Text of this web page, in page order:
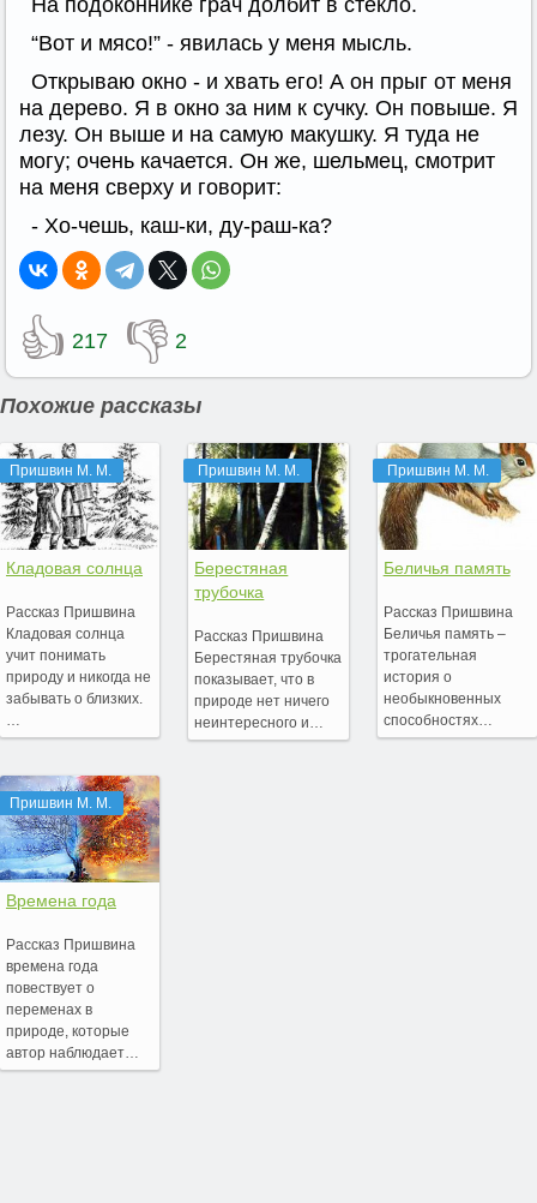
На подоконнике грач долбит в стекло.
“Вот и мясо!” - явилась у меня мысль.
Открываю окно - и хвать его! А он прыг от меня
на дерево. Я в окно за ним к сучку. Он повыше. Я
лезу. Он выше и на самую макушку. Я туда не
могу; очень качается. Он же, шельмец, смотрит
на меня сверху и говорит:
- Хо-чешь, каш-ки, ду-раш-ка?
👍 217 👎 2
Похожие рассказы
Пришвин М. М.
Кладовая солнца
Рассказ Пришвина
Кладовая солнца
учит понимать
природу и никогда не
забывать о близких.
…
Пришвин М. М.
Времена года
Рассказ Пришвина
времена года
повествует о
переменах в
природе, которые
автор наблюдает…
Пришвин М. М.
Берестяная
трубочка
Рассказ Пришвина
Берестяная трубочка
показывает, что в
природе нет ничего
неинтересного и…
Пришвин М. М.
Беличья память
Рассказ Пришвина
Беличья память –
трогательная
история о
необыкновенных
способностях…